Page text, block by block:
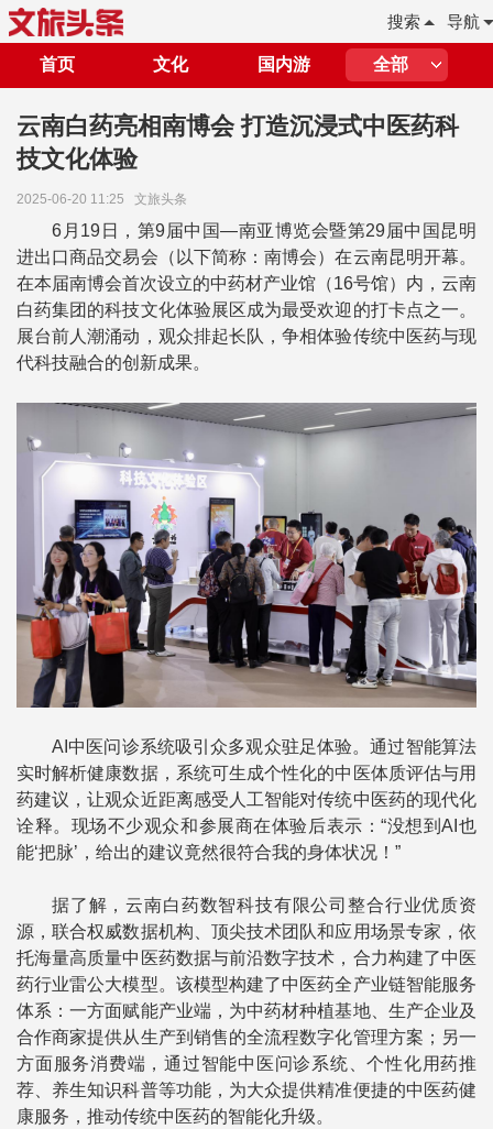
导航
搜索
首页 文化 国内游 全部
云南白药亮相南博会 打造沉浸式中医药科
技文化体验
2025-06-20 11:25 文旅头条
6月19日，第9届中国—南亚博览会暨第29届中国昆明
进出口商品交易会（以下简称：南博会）在云南昆明开幕。
在本届南博会首次设立的中药材产业馆（16号馆）内，云南
白药集团的科技文化体验展区成为最受欢迎的打卡点之一。
展台前人潮涌动，观众排起长队，争相体验传统中医药与现
代科技融合的创新成果。
AI中医问诊系统吸引众多观众驻足体验。通过智能算法
实时解析健康数据，系统可生成个性化的中医体质评估与用
药建议，让观众近距离感受人工智能对传统中医药的现代化
诠释。现场不少观众和参展商在体验后表示：“没想到AI也
能‘把脉’，给出的建议竟然很符合我的身体状况！”
据了解，云南白药数智科技有限公司整合行业优质资
源，联合权威数据机构、顶尖技术团队和应用场景专家，依
托海量高质量中医药数据与前沿数字技术，合力构建了中医
药行业雷公大模型。该模型构建了中医药全产业链智能服务
体系：一方面赋能产业端，为中药材种植基地、生产企业及
合作商家提供从生产到销售的全流程数字化管理方案；另一
方面服务消费端，通过智能中医问诊系统、个性化用药推
荐、养生知识科普等功能，为大众提供精准便捷的中医药健
康服务，推动传统中医药的智能化升级。